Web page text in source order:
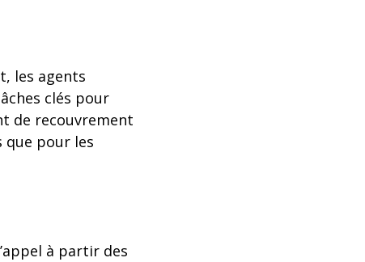
les agents
clés pour
de recouvrement
pour les
à partir des